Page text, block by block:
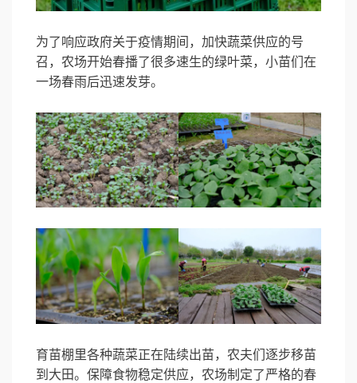
为了响应政府关于疫情期间，加快蔬菜供应的号
召，农场开始春播了很多速生的绿叶菜，小苗们在
一场春雨后迅速发芽。
育苗棚里各种蔬菜正在陆续出苗，农夫们逐步移苗
到大田。保障食物稳定供应，农场制定了严格的春